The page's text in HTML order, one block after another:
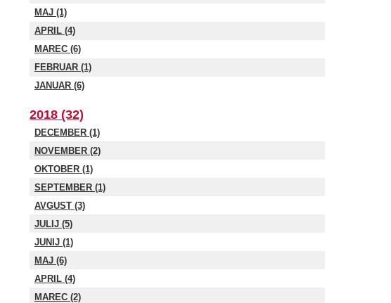
MAJ (1)
APRIL (4)
MAREC (6)
FEBRUAR (1)
JANUAR (6)
2018 (32)
DECEMBER (1)
NOVEMBER (2)
OKTOBER (1)
SEPTEMBER (1)
AVGUST (3)
JULIJ (5)
JUNIJ (1)
MAJ (6)
APRIL (4)
MAREC (2)